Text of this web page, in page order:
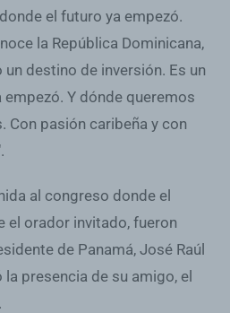
el futuro ya empezó.
la República Dominicana,
destino de inversión. Es un
Y dónde queremos
Con pasión caribeña y con
al congreso donde el
el orador invitado, fueron
de Panamá, José Raúl
presencia de su amigo, el